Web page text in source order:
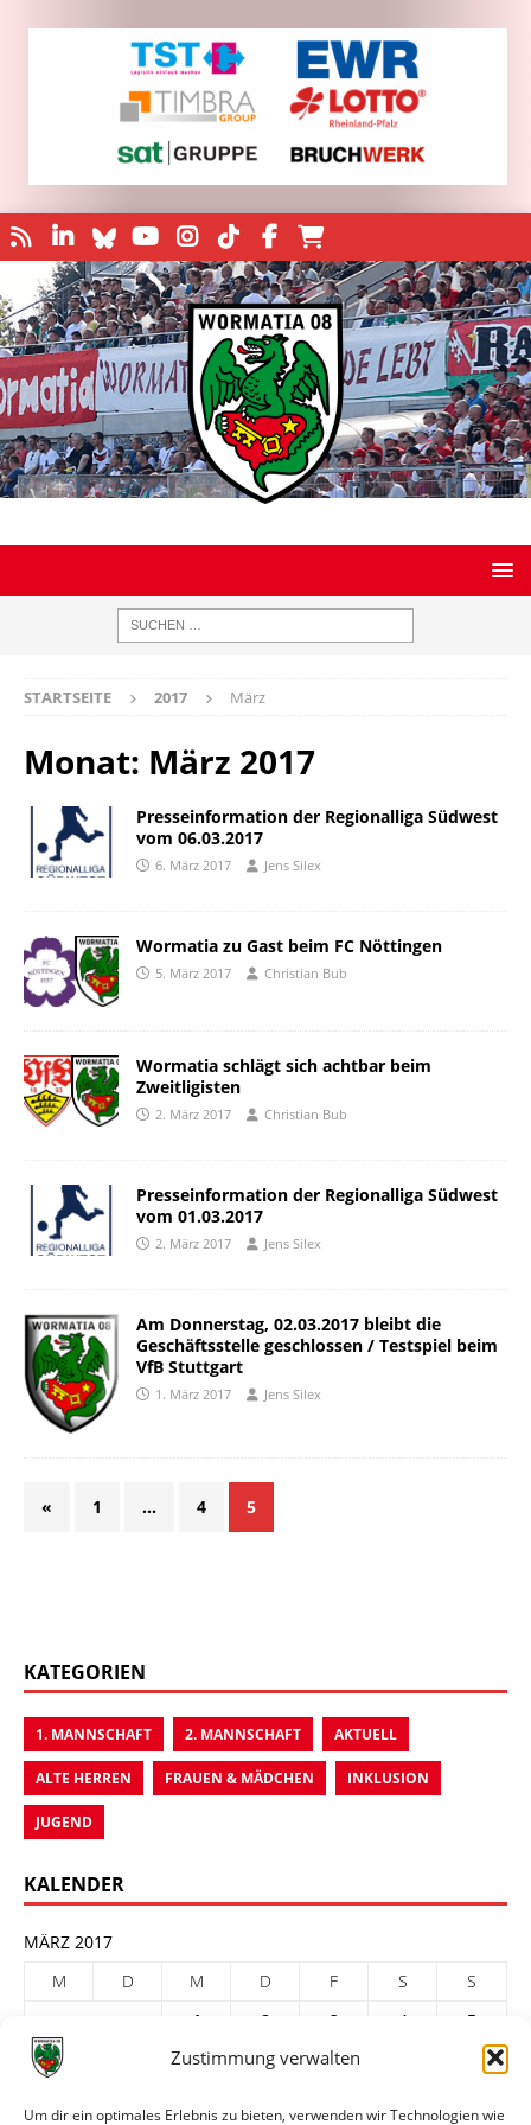
Zustimmung verwalten
Um dir ein optimales Erlebnis zu bieten, verwenden wir Technologien wie
STARTSEITE 2017 März
Monat: März 2017
Presseinformation der Regionalliga Südwest
vom 06.03.2017
6. März 2017 Jens Silex
Wormatia zu Gast beim FC Nöttingen
5. März 2017 Christian Bub
Wormatia schlägt sich achtbar beim
Zweitligisten
2. März 2017 Christian Bub
Presseinformation der Regionalliga Südwest
vom 01.03.2017
2. März 2017 Jens Silex
Am Donnerstag, 02.03.2017 bleibt die
Geschäftsstelle geschlossen / Testspiel beim
VfB Stuttgart
1. März 2017 Jens Silex
« 1 … 4 5
KATEGORIEN
1. MANNSCHAFT 2. MANNSCHAFT AKTUELL
ALTE HERREN FRAUEN & MÄDCHEN INKLUSION
JUGEND
KALENDER
MÄRZ 2017
M
D M D F S
S
1
2 3 4
5
6
8 9 10